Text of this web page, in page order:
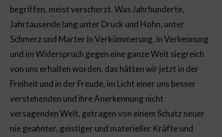
begriffen, meist verscherzt. Was Jahrhunderte,
Jahrtausende lang unter Druck und Hohn, unter
Schmerz und Marter in Verkümmerung, in Verkennung
und im Widerspruch gegen eine ganze Welt siegreich
von uns erhalten worden, das hätten wir jetzt in der
Freiheit und in der Freude, im Licht einer uns besser
verstehenden und ihre Anerkennung nicht
versagenden Welt, getragen von einem Schatz neuer
nie geahnter, geistiger und materieller Kräfte und